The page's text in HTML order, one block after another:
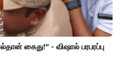
கைது!" - விஷால் பரபரப்பு